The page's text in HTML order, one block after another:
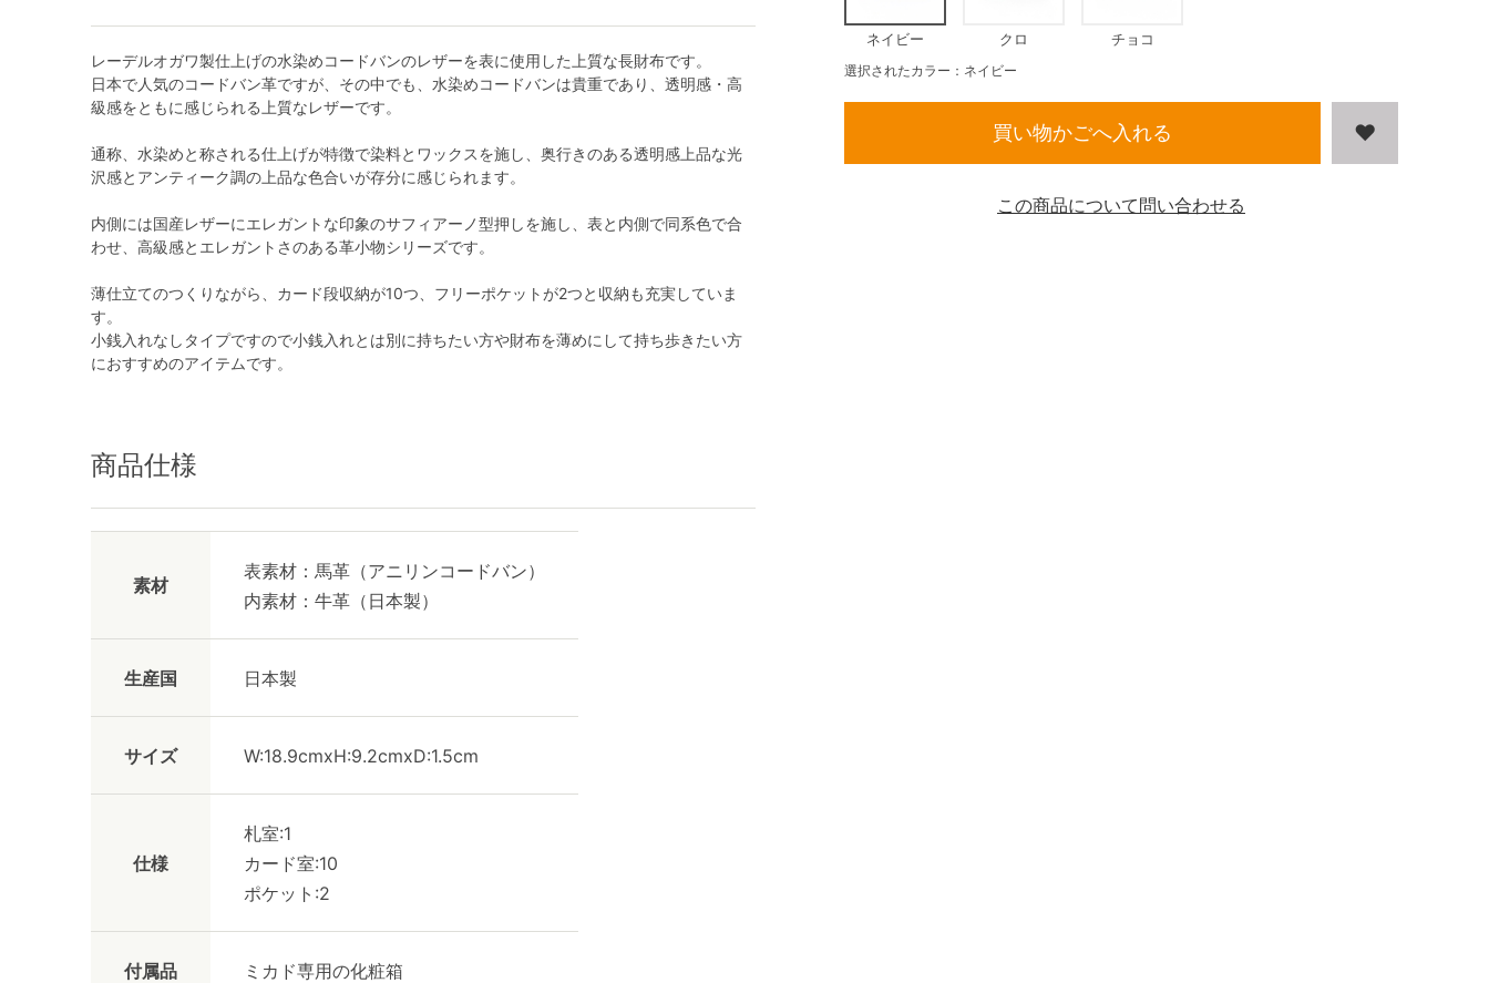
レーデルオガワ製仕上げの水染めコードバンのレザーを表に使用した上質な長財布です。
日本で人気のコードバン革ですが、その中でも、水染めコードバンは貴重であり、透明感・高
級感をともに感じられる上質なレザーです。
通称、水染めと称される仕上げが特徴で染料とワックスを施し、奥行きのある透明感上品な光
沢感とアンティーク調の上品な色合いが存分に感じられます。
内側には国産レザーにエレガントな印象のサフィアーノ型押しを施し、表と内側で同系色で合
わせ、高級感とエレガントさのある革小物シリーズです。
薄仕立てのつくりながら、カード段収納が10つ、フリーポケットが2つと収納も充実していま
す。
小銭入れなしタイプですので小銭入れとは別に持ちたい方や財布を薄めにして持ち歩きたい方
におすすめのアイテムです。
商品仕様
素材
表素材：馬革（アニリンコードバン）
内素材：牛革（日本製）
生産国 日本製
サイズ W:18.9cmxH:9.2cmxD:1.5cm
仕様
札室:1
カード室:10
ポケット:2
付属品 ミカド専用の化粧箱
ネイビー クロ チョコ
選択されたカラー：ネイビー
買い物かごへ入れる
この商品について問い合わせる